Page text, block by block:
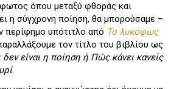
όπου μεταξύ φθοράς και
η σύγχρονη ποίηση, θα μπορούσαμε –
περίφημο υπότιτλο από Το λυκόφως
τον τίτλο του βιβλίου ως
δεν είναι η ποίηση ή Πώς κάνει κανείς
.